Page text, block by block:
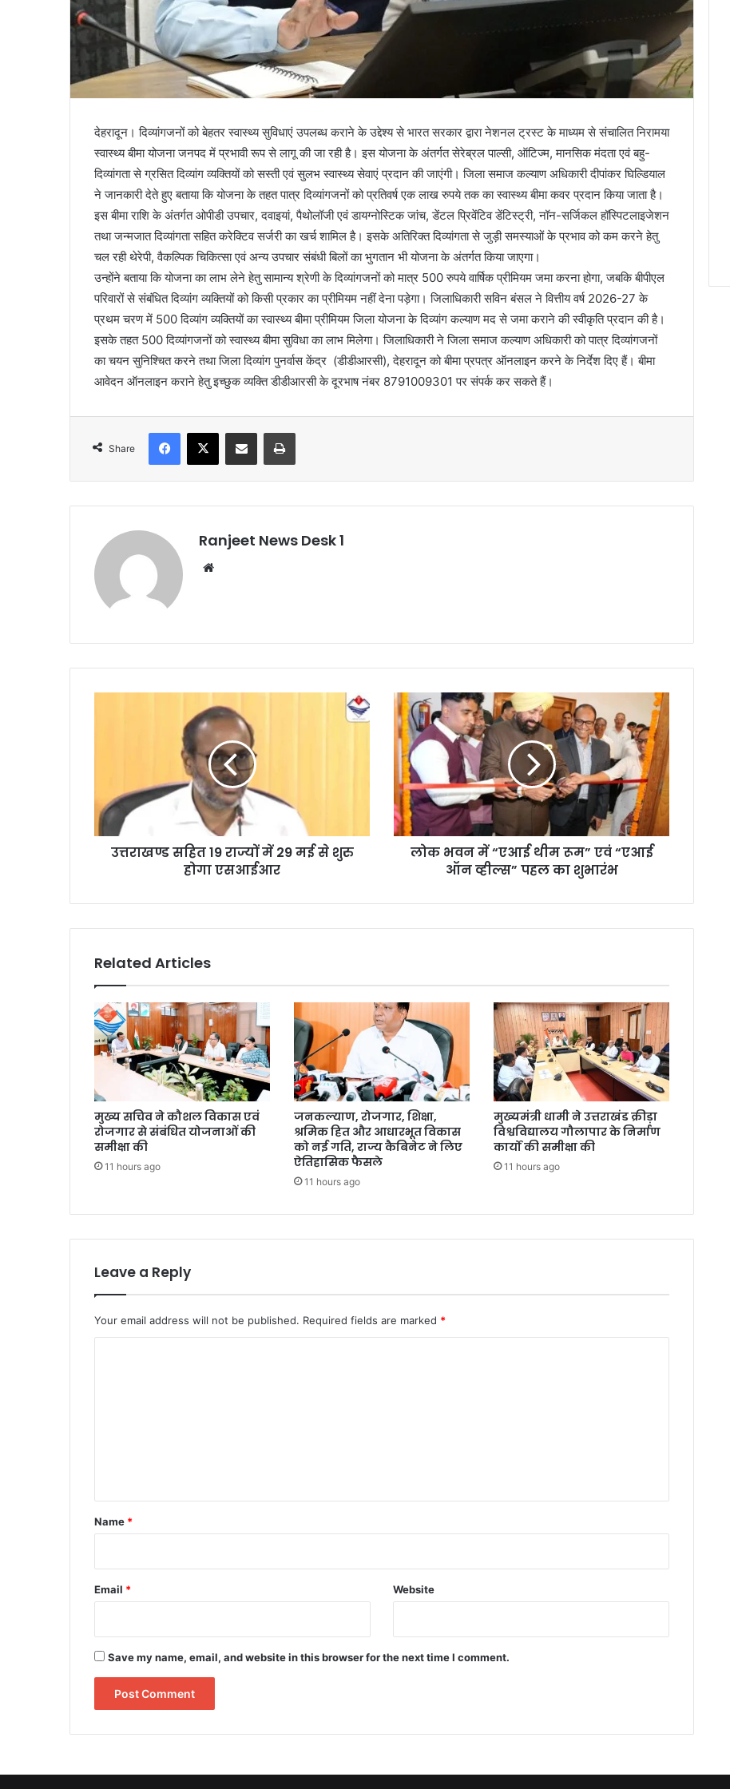
देहरादून। दिव्यांगजनों को बेहतर स्वास्थ्य सुविधाएं उपलब्ध कराने के उद्देश्य से भारत सरकार द्वारा नेशनल ट्रस्ट के माध्यम से संचालित निरामया
स्वास्थ्य बीमा योजना जनपद में प्रभावी रूप से लागू की जा रही है। इस योजना के अंतर्गत सेरेब्रल पाल्सी, ऑटिज्म, मानसिक मंदता एवं बहु-
दिव्यांगता से ग्रसित दिव्यांग व्यक्तियों को सस्ती एवं सुलभ स्वास्थ्य सेवाएं प्रदान की जाएंगी। जिला समाज कल्याण अधिकारी दीपांकर घिल्डियाल
ने जानकारी देते हुए बताया कि योजना के तहत पात्र दिव्यांगजनों को प्रतिवर्ष एक लाख रुपये तक का स्वास्थ्य बीमा कवर प्रदान किया जाता है।
इस बीमा राशि के अंतर्गत ओपीडी उपचार, दवाइयां, पैथोलॉजी एवं डायग्नोस्टिक जांच, डेंटल प्रिवेंटिव डेंटिस्ट्री, नॉन-सर्जिकल हॉस्पिटलाइजेशन
तथा जन्मजात दिव्यांगता सहित करेक्टिव सर्जरी का खर्च शामिल है। इसके अतिरिक्त दिव्यांगता से जुड़ी समस्याओं के प्रभाव को कम करने हेतु
चल रही थेरेपी, वैकल्पिक चिकित्सा एवं अन्य उपचार संबंधी बिलों का भुगतान भी योजना के अंतर्गत किया जाएगा।
उन्होंने बताया कि योजना का लाभ लेने हेतु सामान्य श्रेणी के दिव्यांगजनों को मात्र 500 रुपये वार्षिक प्रीमियम जमा करना होगा, जबकि बीपीएल
परिवारों से संबंधित दिव्यांग व्यक्तियों को किसी प्रकार का प्रीमियम नहीं देना पड़ेगा। जिलाधिकारी सविन बंसल ने वित्तीय वर्ष 2026-27 के
प्रथम चरण में 500 दिव्यांग व्यक्तियों का स्वास्थ्य बीमा प्रीमियम जिला योजना के दिव्यांग कल्याण मद से जमा कराने की स्वीकृति प्रदान की है।
इसके तहत 500 दिव्यांगजनों को स्वास्थ्य बीमा सुविधा का लाभ मिलेगा। जिलाधिकारी ने जिला समाज कल्याण अधिकारी को पात्र दिव्यांगजनों
का चयन सुनिश्चित करने तथा जिला दिव्यांग पुनर्वास केंद्र (डीडीआरसी), देहरादून को बीमा प्रपत्र ऑनलाइन करने के निर्देश दिए हैं। बीमा
आवेदन ऑनलाइन कराने हेतु इच्छुक व्यक्ति डीडीआरसी के दूरभाष नंबर 8791009301 पर संपर्क कर सकते हैं।
Share
Ranjeet News Desk 1
उत्तराखण्ड सहित 19 राज्यों में 29 मई से शुरु
होगा एसआईआर
लोक भवन में “एआई थीम रूम” एवं “एआई
ऑन व्हील्स” पहल का शुभारंभ
Related Articles
मुख्य सचिव ने कौशल विकास एवं
रोजगार से संबंधित योजनाओं की
समीक्षा की
11 hours ago
जनकल्याण, रोजगार, शिक्षा,
श्रमिक हित और आधारभूत विकास
को नई गति, राज्य कैबिनेट ने लिए
ऐतिहासिक फैसले
11 hours ago
मुख्यमंत्री धामी ने उत्तराखंड क्रीड़ा
विश्वविद्यालय गौलापार के निर्माण
कार्यों की समीक्षा की
11 hours ago
Leave a Reply
Your email address will not be published. Required fields are marked *
*
Name *
Email * Website
Save my name, email, and website in this browser for the next time I comment.